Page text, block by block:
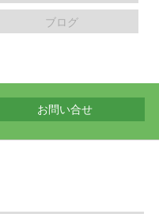
ブログ
お問い合せ